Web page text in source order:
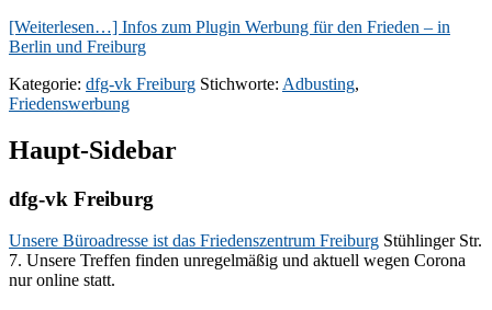
[Weiterlesen…] Infos zum Plugin Werbung für den Frieden – in
Berlin und Freiburg
Kategorie: dfg-vk Freiburg Stichworte: Adbusting,
Friedenswerbung
Haupt-Sidebar
dfg-vk Freiburg
Unsere Büroadresse ist das Friedenszentrum Freiburg Stühlinger Str.
7. Unsere Treffen finden unregelmäßig und aktuell wegen Corona
nur online statt.